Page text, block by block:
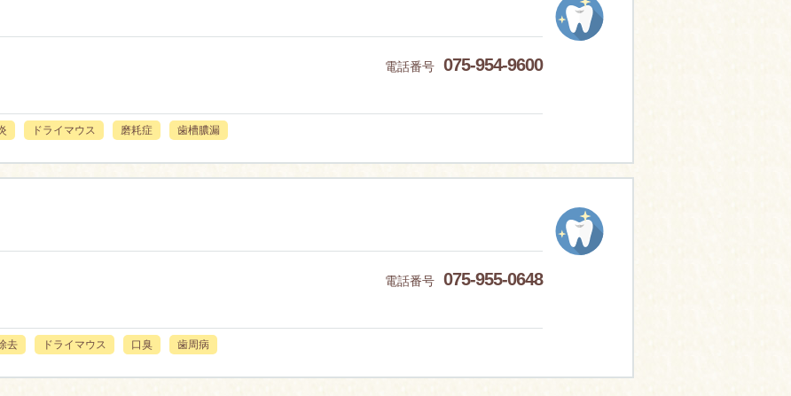
電話番号 075-954-9600
ドライマウス 磨耗症 歯槽膿漏
電話番号 075-955-0648
去 ドライマウス 口臭 歯周病